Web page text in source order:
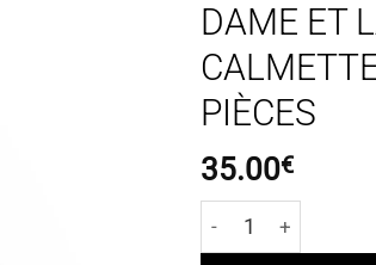
DAME ET
PIÈCES
35.00€
quantité de Puzzle